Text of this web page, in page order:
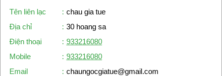
Tên liên lạc
: chau gia tue
Địa chỉ
: 30 hoang sa
Điện thoại
: 933216080
Mobile
: 933216080
Email
: chaungocgiatue@gmail.com